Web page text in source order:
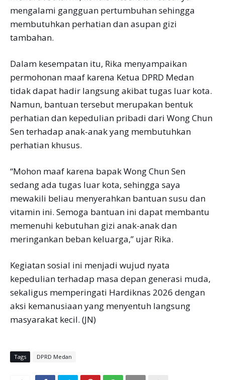
mengalami gangguan pertumbuhan sehingga
membutuhkan perhatian dan asupan gizi
tambahan.
Dalam kesempatan itu, Rika menyampaikan
permohonan maaf karena Ketua DPRD Medan
tidak dapat hadir langsung akibat tugas luar kota.
Namun, bantuan tersebut merupakan bentuk
perhatian dan kepedulian pribadi dari Wong Chun
Sen terhadap anak-anak yang membutuhkan
perhatian khusus.
“Mohon maaf karena bapak Wong Chun Sen
sedang ada tugas luar kota, sehingga saya
mewakili beliau menyerahkan bantuan susu dan
vitamin ini. Semoga bantuan ini dapat membantu
memenuhi kebutuhan gizi anak-anak dan
meringankan beban keluarga,” ujar Rika.
Kegiatan sosial ini menjadi wujud nyata
kepedulian terhadap masa depan generasi muda,
sekaligus memperingati Hardiknas 2026 dengan
aksi kemanusiaan yang menyentuh langsung
masyarakat kecil. (JN)
Tags DPRD Medan